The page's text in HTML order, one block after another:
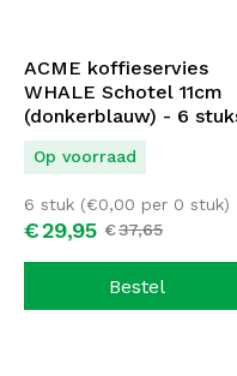
ACME koffieservies
WHALE Schotel 11cm
(donkerblauw) - 6
Op voorraad
€37,65
€29,95
6 stuk (€0,00 per 0 stuk)
Bestel